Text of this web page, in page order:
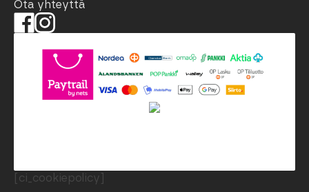
Ota yhteyttä
[ci_cookiepolicy]